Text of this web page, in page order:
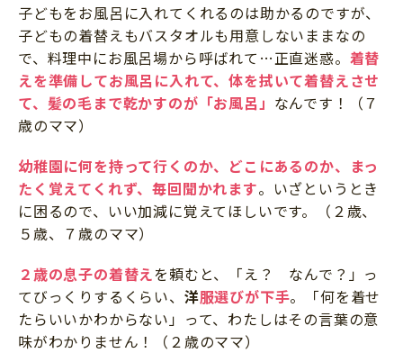
子どもをお風呂に入れてくれるのは助かるのですが、
子どもの着替えもバスタオルも用意しないままなの
で、料理中にお風呂場から呼ばれて…正直迷惑。 着替
えを準備してお風呂に入れて、体を拭いて着替えさせ
て、髪の毛まで乾かすのが「お風呂」 なんです！（７
歳のママ）
幼稚園に何を持って行くのか、どこにあるのか、まっ
たく覚えてくれず、毎回聞かれます。いざというとき
に困るので、いい加減に覚えてほしいです。（２歳、
５歳、７歳のママ）
２歳の息子の着替えを頼むと、「え？ なんで？」っ
てびっくりするくらい、 洋服選びが下手。「何を着せ
たらいいかわからない」って、わたしはその言葉の意
味がわかりません！（２歳のママ）